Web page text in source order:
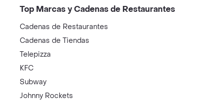
Top Marcas y Cadenas de Restaurantes
Cadenas de Restaurantes
Cadenas de Tiendas
Telepizza
KFC
Subway
Johnny Rockets